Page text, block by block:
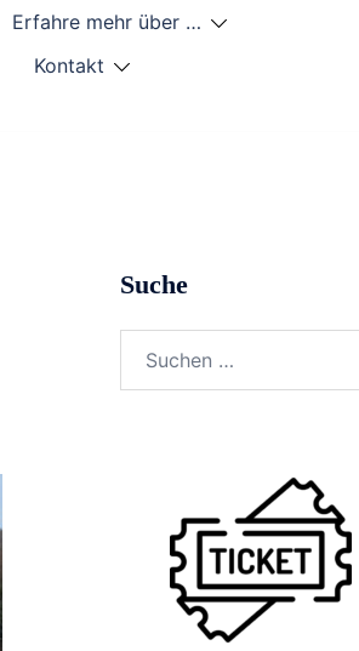
Erfahre mehr über …
Kontakt
Suche